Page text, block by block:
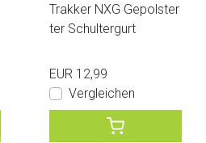
Trakker NXG Gepolster
ter Schultergurt
EUR 12,99
Vergleichen